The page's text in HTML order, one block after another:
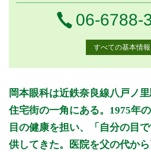
電話番号
06-6788-
すべての基本情
診療時間 月 月曜日
火 火曜
水
9:00～11:00
● ●
14:30～16:00
●
17:00～19:00
●
岡本眼科は近鉄奈良線八戸ノ
住宅街の一角にある。1975年
目の健康を担い、「自分の目
供してきた。医院を父の代か